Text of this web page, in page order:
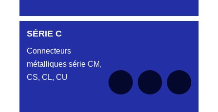
SÉRIE DA
Aucune pièce disponible pour cette série
pour le moment
SÉRIE DB
SÉRIE C
Connecteurs
métalliques série CM,
CS, CL, CU